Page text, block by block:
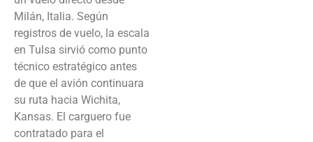
Milán, Italia. Según
registros de vuelo, la escala
en Tulsa sirvió como punto
técnico estratégico antes
de que el avión continuara
su ruta hacia Wichita,
Kansas. El carguero fue
contratado para el